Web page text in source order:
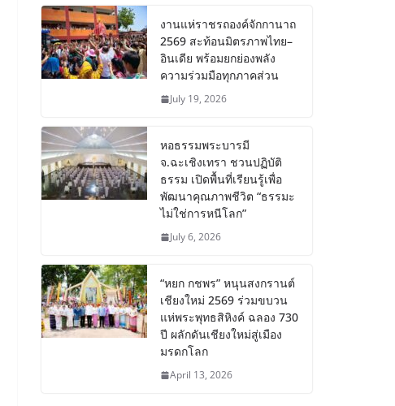
งานแห่ราชรถองค์จักกานาถ
2569 สะท้อนมิตรภาพไทย–
อินเดีย พร้อมยกย่องพลัง
ความร่วมมือทุกภาคส่วน
July 19, 2026
หอธรรมพระบารมี
จ.ฉะเชิงเทรา ชวนปฏิบัติ
ธรรม เปิดพื้นที่เรียนรู้เพื่อ
พัฒนาคุณภาพชีวิต “ธรรมะ
ไม่ใช่การหนีโลก”
July 6, 2026
“หยก กชพร” หนุนสงกรานต์
เชียงใหม่ 2569 ร่วมขบวน
แห่พระพุทธสิหิงค์ ฉลอง 730
ปี ผลักดันเชียงใหม่สู่เมือง
มรดกโลก
April 13, 2026